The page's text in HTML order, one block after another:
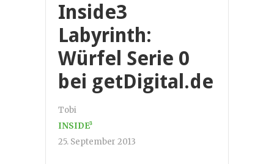
Inside3
Labyrinth:
Würfel Serie 0
bei getDigital.de
Tobi
INSIDE³
25. September 2013